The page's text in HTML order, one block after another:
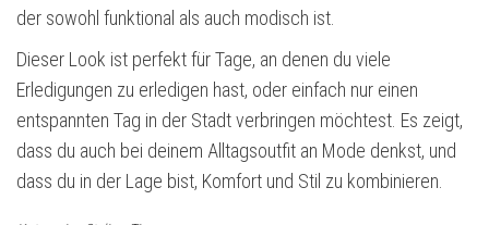
der sowohl funktional als auch modisch ist.
Dieser Look ist perfekt für Tage, an denen du viele
Erledigungen zu erledigen hast, oder einfach nur einen
entspannten Tag in der Stadt verbringen möchtest. Es zeigt,
dass du auch bei deinem Alltagsoutfit an Mode denkst, und
dass du in der Lage bist, Komfort und Stil zu kombinieren.